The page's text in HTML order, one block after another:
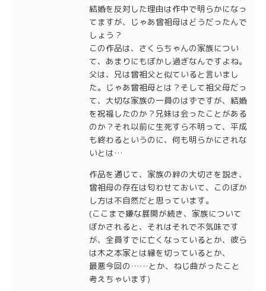
結婚を反対した理由は作中で明らかになっ
てますが、じゃあ曾祖母はどうだったんで
しょう？
この作品は、さくらちゃんの家族につい
て、あまりにもぼかし過ぎなんですよね。
父は、兄は曾祖父と似ていると言いまし
た。じゃあ曾祖母とは？そして祖父母だっ
て、大切な家族の一員のはずですが、結婚
を祝福したのか？兄妹は会ったことがある
のか？それ以前に生死すら不明って、平成
も終わるというのに、何も明らかにされな
いとは…
作品を通じて、家族の絆の大切さを説き、
曾祖母の存在は匂わせておいて、このぼか
し方は不自然だと思っています。
(ここまで嫌な展開が続き、家族について
ぼかされると、それはそれで不気味です
が、全員すでに亡くなっているとか、彼ら
は木之本家とは縁を切っているとか、
最悪今回の……とか、ねじ曲がったこと
考えちゃいます)